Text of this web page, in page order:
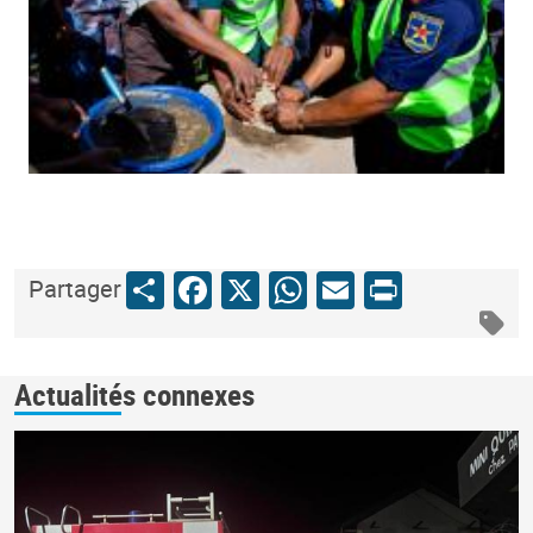
PartagerShareFacebook
X WhatsApp
Email
Print
Actualités connexes